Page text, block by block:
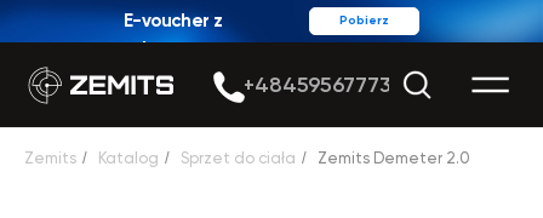
Pobierz
E-voucher z
rabatem
Zemits / Katalog / Sprzet do ciała / Zemits Demeter 2.0